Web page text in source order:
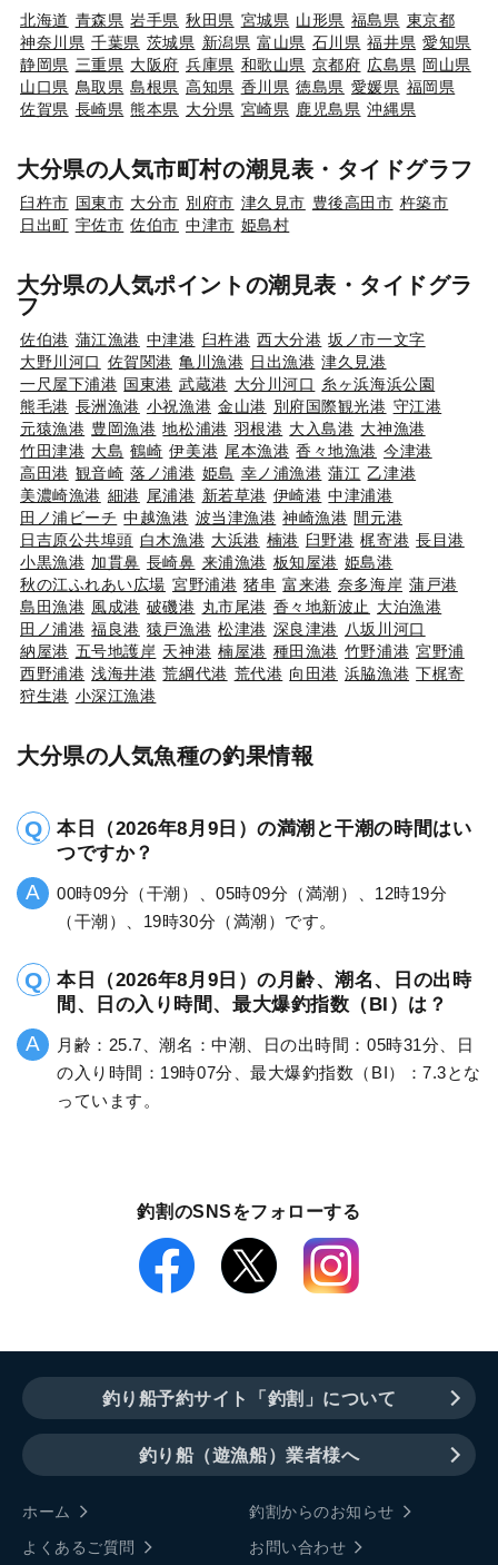
北海道 青森県 岩手県 秋田県 宮城県 山形県 福島県 東京都
神奈川県 千葉県 茨城県 新潟県 富山県 石川県 福井県 愛知県
静岡県 三重県 大阪府 兵庫県 和歌山県 京都府 広島県 岡山県
山口県 鳥取県 島根県 高知県 香川県 徳島県 愛媛県 福岡県
佐賀県 長崎県 熊本県 大分県 宮崎県 鹿児島県 沖縄県
大分県の人気市町村の潮見表・タイドグラフ
臼杵市 国東市 大分市 別府市 津久見市 豊後高田市 杵築市
日出町 宇佐市 佐伯市 中津市 姫島村
大分県の人気ポイントの潮見表・タイドグラ
フ
佐伯港 蒲江漁港 中津港 臼杵港 西大分港 坂ノ市一文字
大野川河口 佐賀関港 亀川漁港 日出漁港 津久見港
一尺屋下浦港 国東港 武蔵港 大分川河口 糸ヶ浜海浜公園
熊毛港 長洲漁港 小祝漁港 金山港 別府国際観光港 守江港
元猿漁港 豊岡漁港 地松浦港 羽根港 大入島港 大神漁港
竹田津港 大島 鶴崎 伊美港 尾本漁港 香々地漁港 今津港
高田港 観音崎 落ノ浦港 姫島 幸ノ浦漁港 蒲江 乙津港
美濃崎漁港 細港 尾浦港 新若草港 伊崎港 中津浦港
田ノ浦ビーチ 中越漁港 波当津漁港 神崎漁港 間元港
日吉原公共埠頭 白木漁港 大浜港 楠港 臼野港 梶寄港 長目港
小黒漁港 加貫鼻 長崎鼻 来浦漁港 板知屋港 姫島港
秋の江ふれあい広場 宮野浦港 猪串 富来港 奈多海岸 蒲戸港
島田漁港 風成港 破磯港 丸市尾港 香々地新波止
大泊漁港
田ノ浦港 福良港 猿戸漁港 松津港 深良津港 八坂川河口
納屋港 五号地護岸 天神港 楠屋港 種田漁港 竹野浦港 宮野浦
西野浦港 浅海井港 荒綱代港 荒代港 向田港 浜脇漁港 下梶寄
狩生港 小深江漁港
大分県の人気魚種の釣果情報
本日（2026年8月9日）の満潮と干潮の時間はい
つですか？
00時09分（干潮）、05時09分（満潮）、12時19分
（干潮）、19時30分（満潮）です。
本日（2026年8月9日）の月齢、潮名、日の出時
間、日の入り時間、最大爆釣指数（BI）は？
月齢：25.7、潮名：中潮、日の出時間：05時31分、日
の入り時間：19時07分、最大爆釣指数（BI）：7.3とな
っています。
釣割のSNSをフォローする
釣り船予約サイト「釣割」について
釣り船（遊漁船）業者様へ
ホーム
釣割からのお知らせ
よくあるご質問
お問い合わせ